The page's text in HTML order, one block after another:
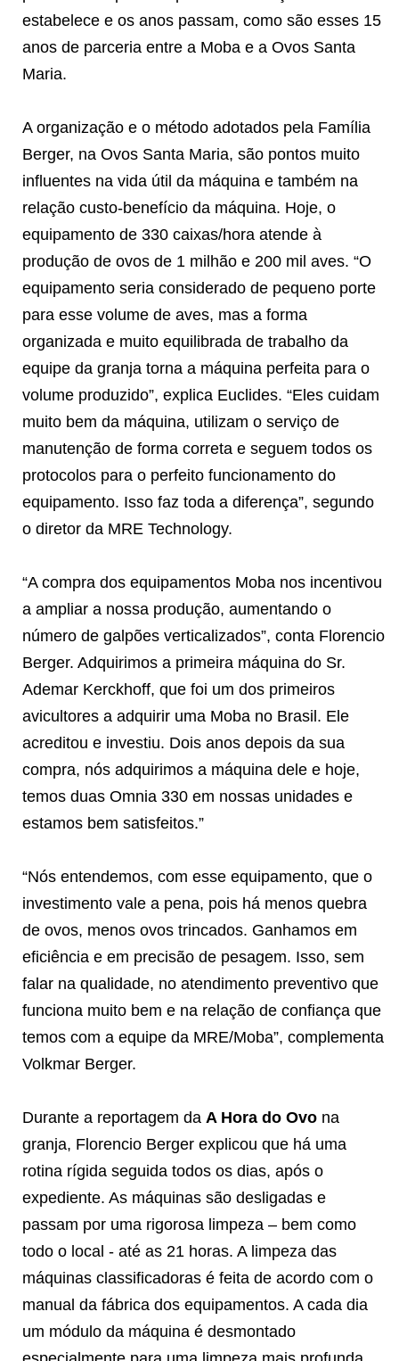
estabelece e os anos passam, como são esses 15
anos de parceria entre a Moba e a Ovos Santa
Maria.
A organização e o método adotados pela Família
Berger, na Ovos Santa Maria, são pontos muito
influentes na vida útil da máquina e também na
relação custo-benefício da máquina. Hoje, o
equipamento de 330 caixas/hora atende à
produção de ovos de 1 milhão e 200 mil aves. “O
equipamento seria considerado de pequeno porte
para esse volume de aves, mas a forma
organizada e muito equilibrada de trabalho da
equipe da granja torna a máquina perfeita para o
volume produzido”, explica Euclides. “Eles cuidam
muito bem da máquina, utilizam o serviço de
manutenção de forma correta e seguem todos os
protocolos para o perfeito funcionamento do
equipamento. Isso faz toda a diferença”, segundo
o diretor da MRE Technology.
“A compra dos equipamentos Moba nos incentivou
a ampliar a nossa produção, aumentando o
número de galpões verticalizados”, conta Florencio
Berger. Adquirimos a primeira máquina do Sr.
Ademar Kerckhoff, que foi um dos primeiros
avicultores a adquirir uma Moba no Brasil. Ele
acreditou e investiu. Dois anos depois da sua
compra, nós adquirimos a máquina dele e hoje,
temos duas Omnia 330 em nossas unidades e
estamos bem satisfeitos.”
“Nós entendemos, com esse equipamento, que o
investimento vale a pena, pois há menos quebra
de ovos, menos ovos trincados. Ganhamos em
eficiência e em precisão de pesagem. Isso, sem
falar na qualidade, no atendimento preventivo que
funciona muito bem e na relação de confiança que
temos com a equipe da MRE/Moba”, complementa
Volkmar Berger.
Durante a reportagem da A Hora do Ovo na
granja, Florencio Berger explicou que há uma
rotina rígida seguida todos os dias, após o
expediente. As máquinas são desligadas e
passam por uma rigorosa limpeza – bem como
todo o local - até as 21 horas. A limpeza das
máquinas classificadoras é feita de acordo com o
manual da fábrica dos equipamentos. A cada dia
um módulo da máquina é desmontado